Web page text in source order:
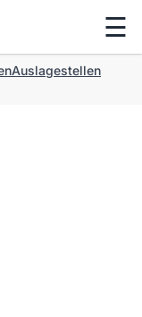
☰
Auslagestellen